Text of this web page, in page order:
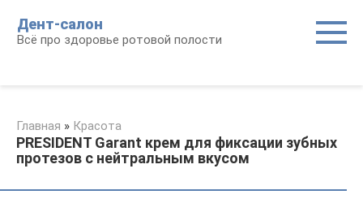
контенту
Дент-салон
Всё про здоровье ротовой полости
Главная » Красота
PRESIDENT Garant крем для фиксации зубных
протезов с нейтральным вкусом